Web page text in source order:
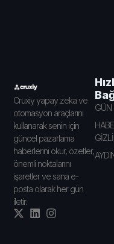
Cruxiy yapay zeka ve
otomasyon araçlarını
kullanarak senin için
güncel pazarlama
haberlerini okur, özetler,
önemli noktalarını
işaretler ve sana e-
posta olarak her gün
iletir.
GÜN